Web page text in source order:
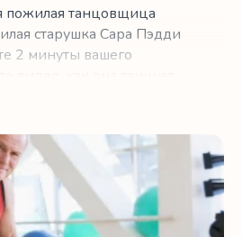
пожилая танцовщица
старушка Сара Пэдди
2 минуты вашего
форме после 60 лет?